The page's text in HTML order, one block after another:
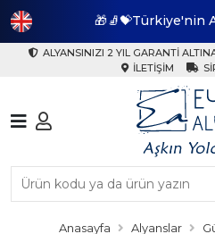
🎁🧦💝Türkiye'nin
ALYANSINIZI 2 YIL GARANTI
İLETIŞIM
Anasayfa Alyanslar